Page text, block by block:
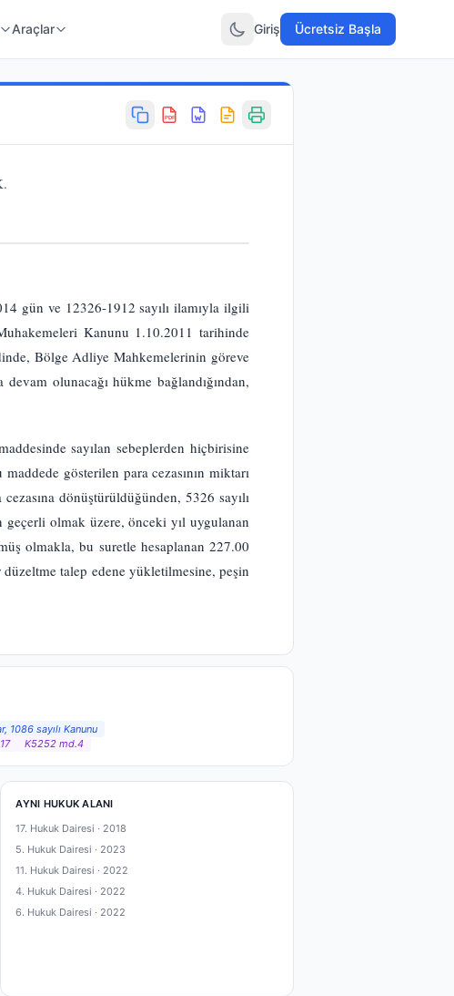
Araçlar Giriş Ücretsiz Başla
PDF
gün ve 12326-1912 sayılı ilamıyla ilgili
Kanunu 1.10.2011 tarihinde
Bölge Adliye Mahkemelerinin göreve
olunacağı hükme bağlandığından,
sayılan sebeplerden hiçbirisine
gösterilen para cezasının miktarı
dönüştürüldüğünden, 5326 sayılı
geçerli olmak üzere, önceki yıl uygulanan
olmakla, bu suretle hesaplanan 227.00
düzeltme talep edene yükletilmesine, peşin
sayılı Kanunu
K5252 md.4
AYNI HUKUK ALANI
17. Hukuk Dairesi · 2018
5. Hukuk Dairesi · 2023
11. Hukuk Dairesi · 2022
4. Hukuk Dairesi · 2022
6. Hukuk Dairesi · 2022